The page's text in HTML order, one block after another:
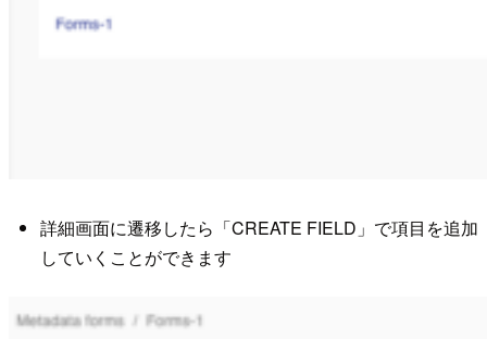
詳細画面に遷移したら「CREATE FIELD」で項目を追加
していくことができます